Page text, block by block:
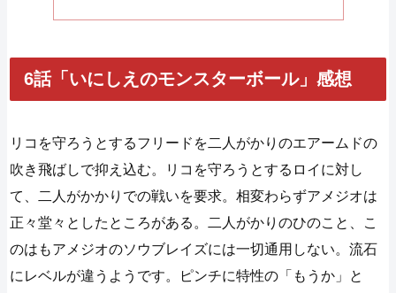
6話「いにしえのモンスターボール」感想
リコを守ろうとするフリードを二人がかりのエアームドの
吹き飛ばしで抑え込む。リコを守ろうとするロイに対し
て、二人がかかりでの戦いを要求。相変わらずアメジオは
正々堂々としたところがある。二人がかりのひのこと、こ
のはもアメジオのソウブレイズには一切通用しない。流石
にレベルが違うようです。ピンチに特性の「もうか」と